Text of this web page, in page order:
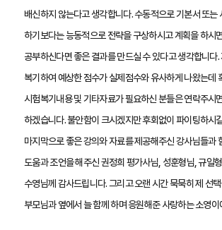
배신하지 않는다고 생각합니다. 수동적으로 기본서 또는
하기보다는 능동적으로 전략을 구상하시고 계획을 하시
공부하신다면 좋은 결과를 만드실 수 있다고 생각합니다.
복기하여 예상한 점수가 실제점수와 유사하게 나왔는데
시험복기내용 및 기타자료가 필요하신 분들은 연락주시
하겠습니다. 불안함이 크시겠지만 후회없이 파이팅하시
마지막으로 좋은 강의와 자료를 제공해주신 강사님들과
도움과 조언을 해주신 권정희 평가사님, 성훈형님, 규일
수영님께 감사드립니다. 그리고 오랜 시간 묵묵히 제 선
부모님과 옆에서 늘 함께 하며 응원해준 사랑하는 소영